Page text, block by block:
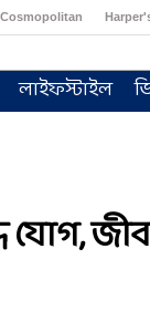
Cosmopolitan
লাইফস্টাইল